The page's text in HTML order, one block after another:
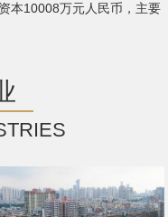
本10008万元人民币，主要